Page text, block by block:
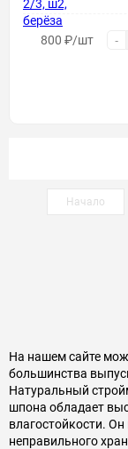
800 ₽/шт -
Начало
На нашем сайте
большинства
Натуральный
шпона обладает
влагостойкости. Он
неправильного